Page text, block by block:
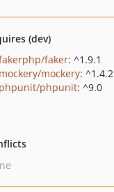
(dev)
faker: ^1.9.1
mockery/mockery: ^1.4.2
phpunit/phpunit: ^9.0